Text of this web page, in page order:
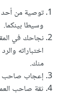
توصية من
وسيطا بينكما.
نجاحك في
اختباراته
منك.
إعجاب صاحب
ثقة صاحب